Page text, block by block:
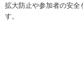
拡大防止や参加者の安全
す。